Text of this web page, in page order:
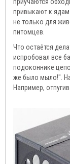
привыкают к
не только для
питомцев.
Что остаётся
испробовал все
подоконнике
же было мыло!".
Например,